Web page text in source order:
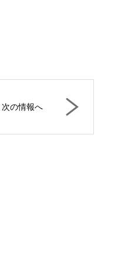
次の情報へ